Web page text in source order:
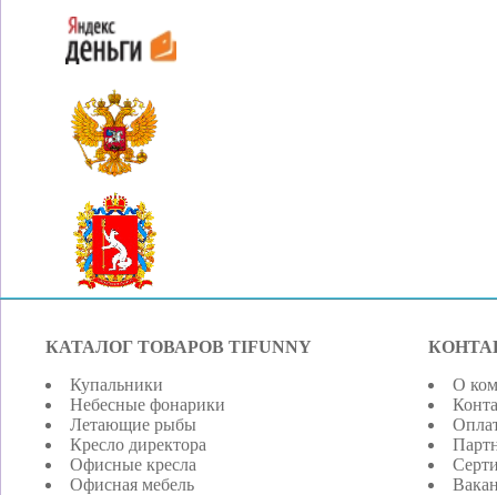
КАТАЛОГ ТОВАРОВ TIFUNNY
Купальники
Небесные фонарики
Летающие рыбы
Кресло директора
Офисные кресла
Офисная мебель
О